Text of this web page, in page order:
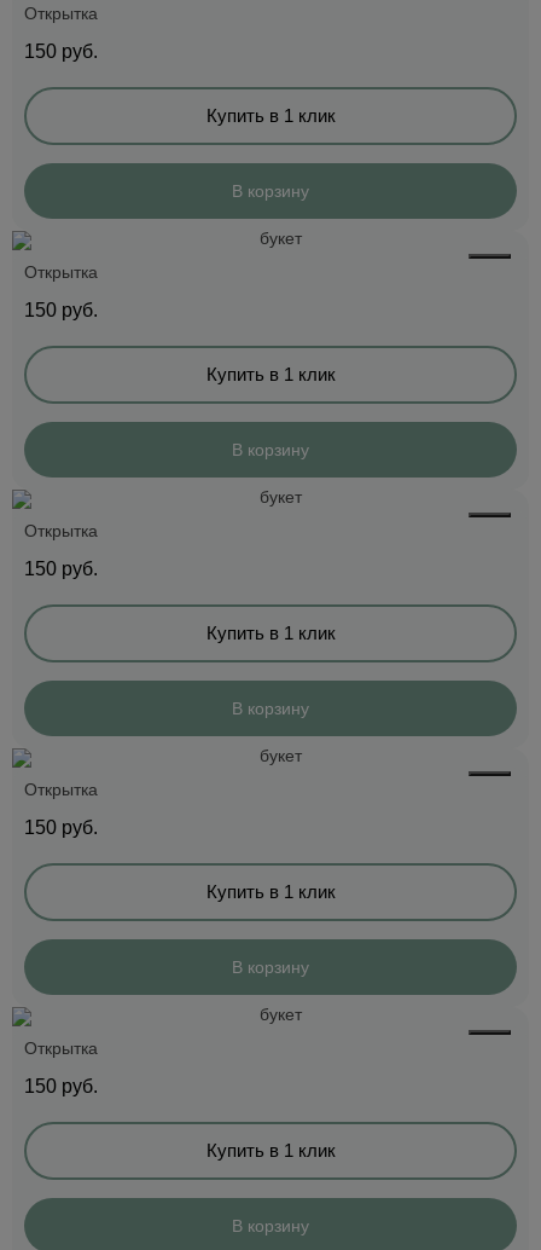
Открытка
150 руб.
Купить в 1 клик
В корзину
Открытка
150 руб.
Купить в 1 клик
В корзину
Открытка
150 руб.
Купить в 1 клик
В корзину
Открытка
150 руб.
Купить в 1 клик
В корзину
Открытка
150 руб.
Купить в 1 клик
В корзину